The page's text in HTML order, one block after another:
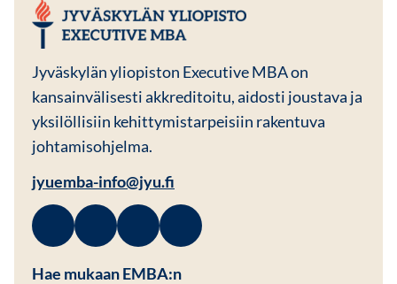
Jyväskylän yliopiston Executive MBA on
kansainvälisesti akkreditoitu, aidosti joustava ja
yksilöllisiin kehittymistarpeisiin rakentuva
johtamisohjelma.
jyuemba-info@jyu.fi
Facebook
Avautuu uuteen ikkunaan
Linkedin
Avautuu uuteen ikkunaan
Instagram
Avautuu uuteen ikkunaan
Youtube
Avautuu uuteen ikkunaan
Hae mukaan EMBA:n